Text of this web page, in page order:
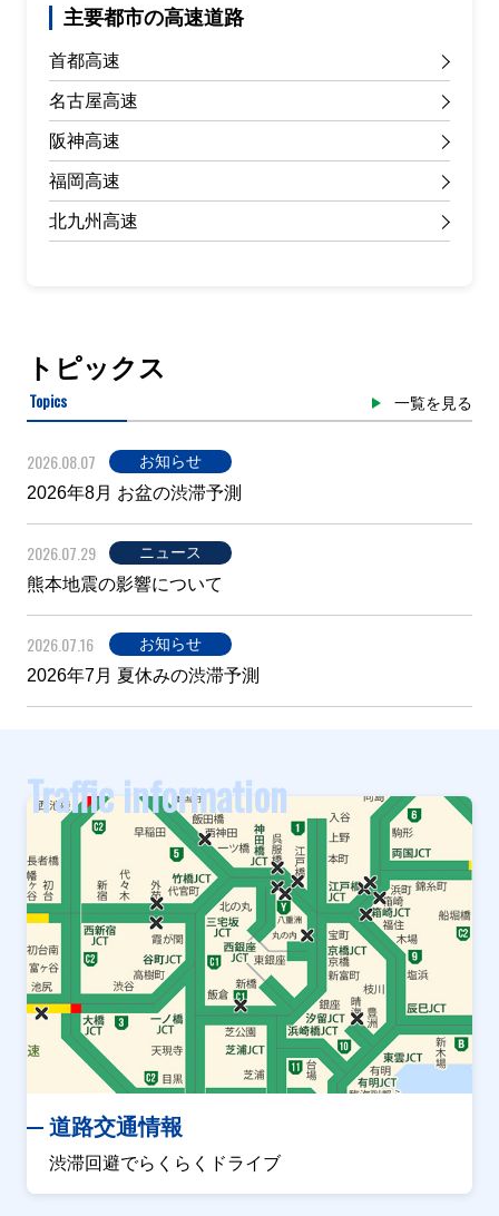
主要都市の高速道路
首都高速
名古屋高速
阪神高速
福岡高速
北九州高速
トピックス
Topics 一覧を見る
2026.08.07 お知らせ
2026年8月 お盆の渋滞予測
2026.07.29 ニュース
熊本地震の影響について
2026.07.16 お知らせ
2026年7月 夏休みの渋滞予測
Traffic information
道路交通情報
渋滞回避でらくらくドライブ